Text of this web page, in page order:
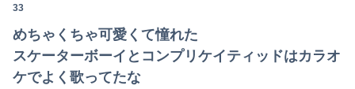
Powered by livedoor 相互RSS
33
めちゃくちゃ可愛くて憧れた
スケーターボーイとコンプリケイティッドはカラオ
ケでよく歌ってたな